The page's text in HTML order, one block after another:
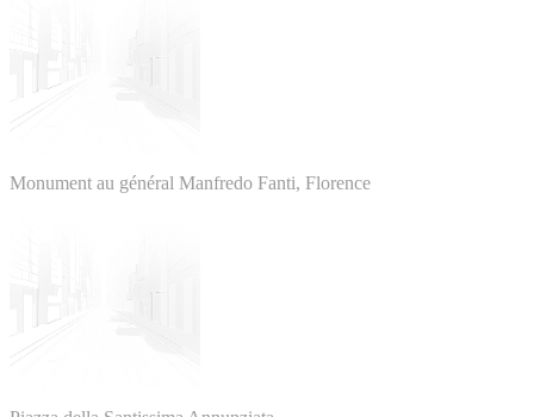
Monument au général Manfredo Fanti, Florence